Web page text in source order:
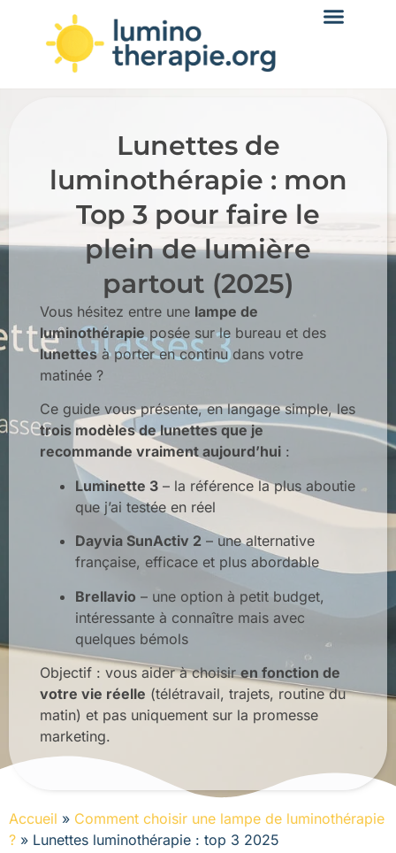
Lunettes de
luminothérapie : mon
Top 3 pour faire le
plein de lumière
partout (2025)
Vous hésitez entre une lampe de
luminothérapieposée sur le bureau et des
lunettesà porter en continu dans votre
matinée ?
Ce guide vous présente, en langage simple, les
trois modèles de lunettes que je
recommande vraiment aujourd’hui :
Luminette 3 – la référence la plus aboutie
que j’ai testée en réel
Dayvia SunActiv 2 – une alternative
française, efficace et plus abordable
Brellavio – une option à petit budget,
intéressante à connaître mais avec
quelques bémols
Objectif : vous aider à choisiren fonction de
votre vie réelle (télétravail, trajets, routine du
matin) et pas uniquement sur la promesse
marketing.
Accueil » Comment choisir une lampe de luminothérapie
? » Lunettes luminothérapie : top 3 2025